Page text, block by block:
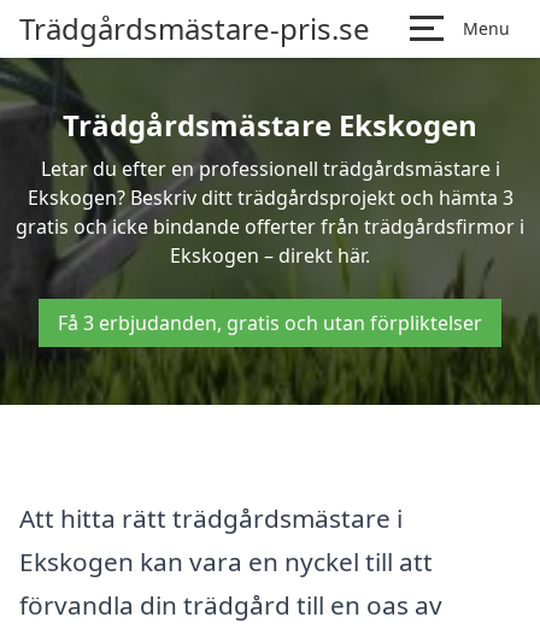
Trädgårdsmästare-pris.se Menu
Trädgårdsmästare Ekskogen
Letar du efter en professionell trädgårdsmästare i
Ekskogen? Beskriv ditt trädgårdsprojekt och hämta 3
gratis och icke bindande offerter från trädgårdsfirmor i
Ekskogen – direkt här.
Få 3 erbjudanden, gratis och utan förpliktelser
Att hitta rätt trädgårdsmästare i
Ekskogen kan vara en nyckel till att
förvandla din trädgård till en oas av